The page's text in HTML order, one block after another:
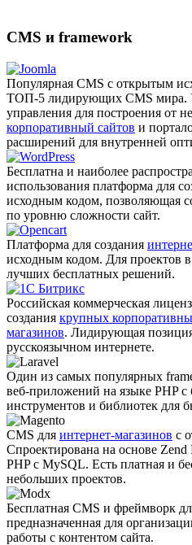
CMS и framework
Популярная CMS с открытым
ТОП-5 лидирующих CMS мира.
управления для построения от
корпоративный сайтов и
расширений для внутренней
Бесплатна и наиболее
использования платформа для
исходным кодом, позволяющая
по уровню сложности сайт.
Платформа для создания
исходным кодом. Для проектов
лучших бесплатных решений.
Российская коммерческая
создания крупных
магазинов. Лидирующая
русскоязычном интернете.
Один из самых популярных
веб-приложений на языке PHP
инструментов и библиотек для
CMS для интернет-магазинов с
Спроектирована на основе
PHP с MySQL. Есть платная и
небольших проектов.
Бесплатная CMS и фреймворк
предназначенная для
работы с контентом сайта.